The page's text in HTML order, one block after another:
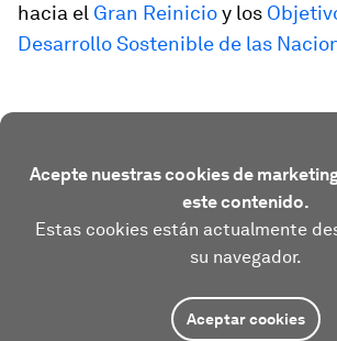
hacia el Gran Reinicioy los
Desarrollo Sostenible de las
Acepte nuestras cookies de
este contenido.
Estas cookies están actualmente
su navegador.
Aceptar cookies